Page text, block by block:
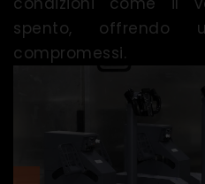
spento, offrendo
compromessi.